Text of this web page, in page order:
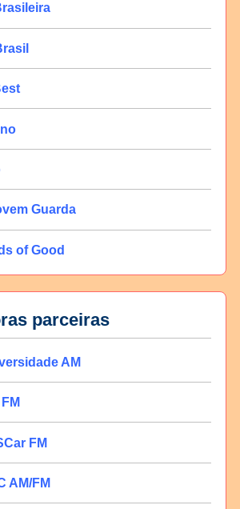
Guarda
of Good
parceiras
AM
FM
AM/FM